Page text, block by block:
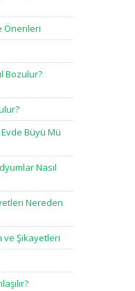
Önerileri
Bozulur?
Büyü Mü
Nasıl
Nereden
ve Şikayetleri